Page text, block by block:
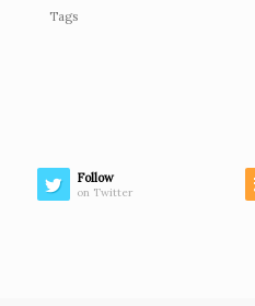
Tags
Follow
on Twitter